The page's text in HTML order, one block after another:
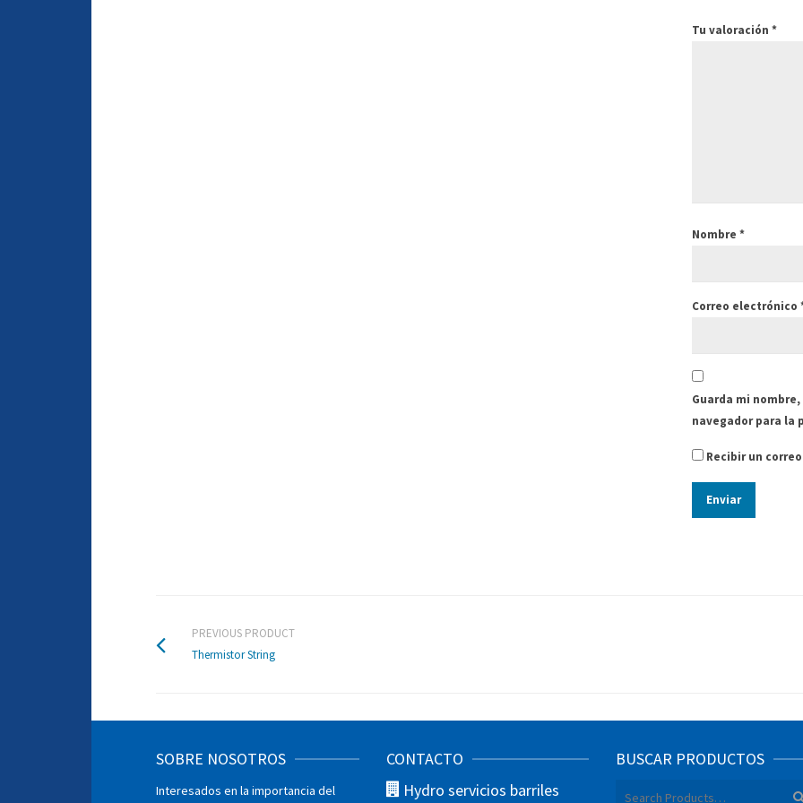
Tu valoración *
Nombre *
Correo electrónico
Guarda mi
navegador para la
Recibir un
PREVIOUS PRODUCT
Thermistor String
SOBRE NOSOTROS
Interesados en la importancia del
CONTACTO
Hydro servicios barriles
BUSCAR PRODUCTOS